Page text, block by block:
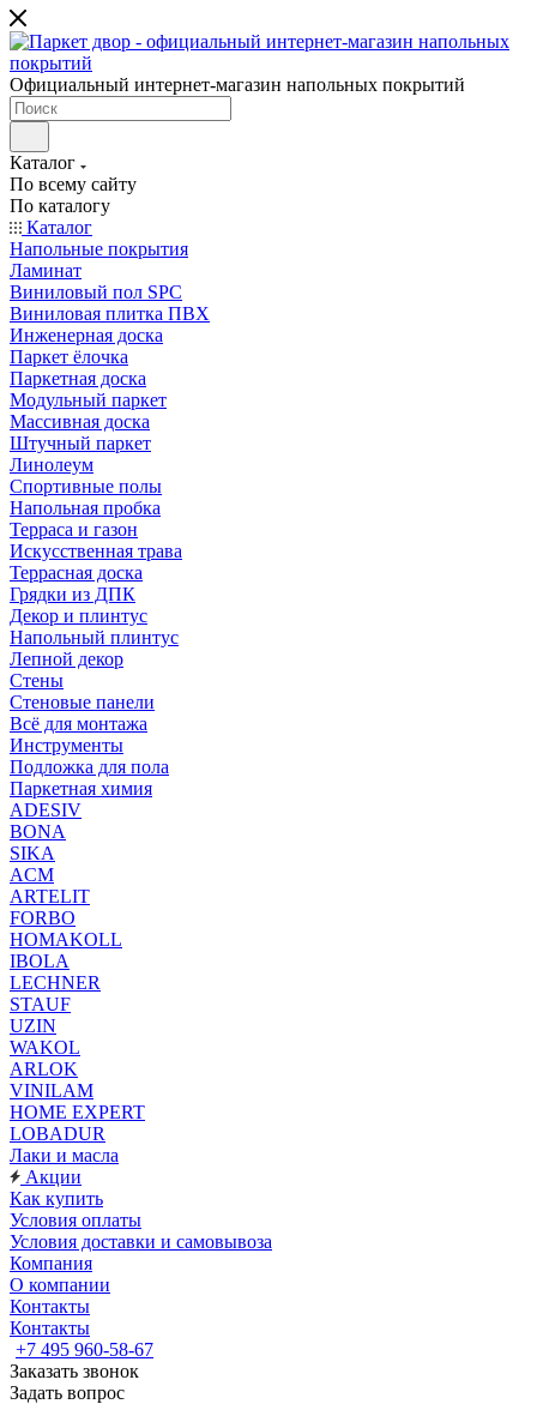
Официальный интернет-магазин напольных покрытий
Каталог
По всему сайту
По каталогу
Каталог
Напольные покрытия
Ламинат
Виниловый пол SPC
Виниловая плитка ПВХ
Инженерная доска
Паркет ёлочка
Паркетная доска
Модульный паркет
Массивная доска
Штучный паркет
Линолеум
Спортивные полы
Напольная пробка
Терраса и газон
Искусственная трава
Террасная доска
Грядки из ДПК
Декор и плинтус
Напольный плинтус
Лепной декор
Стены
Стеновые панели
Всё для монтажа
Инструменты
Подложка для пола
Паркетная химия
ADESIV
BONA
SIKA
ACM
ARTELIT
FORBO
HOMAKOLL
IBOLA
LECHNER
STAUF
UZIN
WAKOL
ARLOK
VINILAM
HOME EXPERT
LOBADUR
Лаки и масла
Акции
Как купить
Условия оплаты
Условия доставки и самовывоза
Компания
О компании
Контакты
Контакты
+7 495 960-58-67
Заказать звонок
Задать вопрос